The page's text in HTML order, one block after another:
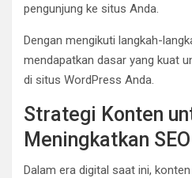
pengunjung ke situs Anda.
Dengan mengikuti langkah-
mendapatkan dasar yang kuat
di situs WordPress Anda.
Strategi Konten
Meningkatkan SEO
Dalam era digital saat ini,